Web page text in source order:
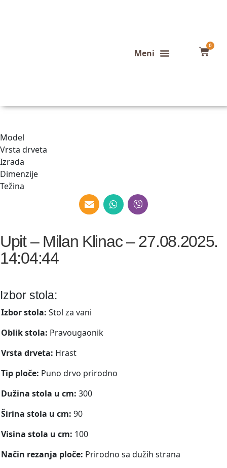
0
Model
Vrsta drveta
Izrada
Dimenzije
Težina
Upit – Milan Klinac – 27.08.2025.
14:04:44
Izbor stola:
Izbor stola: Stol za vani
Oblik stola: Pravougaonik
Vrsta drveta: Hrast
Tip ploče: Puno drvo prirodno
Dužina stola u cm: 300
Širina stola u cm: 90
Visina stola u cm: 100
Način rezanja ploče: Prirodno sa dužih strana